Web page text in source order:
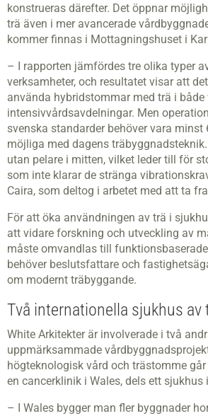
konstrueras därefter. Det öppnar
trä även i mer avancerade
kommer finnas i Mottagningshuset i
– I rapporten jämfördes tre olika typer
verksamheter, och resultatet visar att
använda hybridstommar med trä i
intensivvårdsavdelningar. Men
svenska standarder behöver vara minst
möjliga med dagens
utan pelare i mitten, vilket leder till för
som inte klarar de stränga
Caira, som deltog i arbetet med att ta
För att öka användningen av trä i
att vidare forskning och utveckling av
måste omvandlas till
behöver beslutsfattare och
om modernt träbyggande.
Två internationella sjukhus av
White Arkitekter är involverade i två
uppmärksammade
högteknologisk vård och trästomme
en cancerklinik i Wales, dels ett sjukhus
– I Wales bygger man fler byggnader